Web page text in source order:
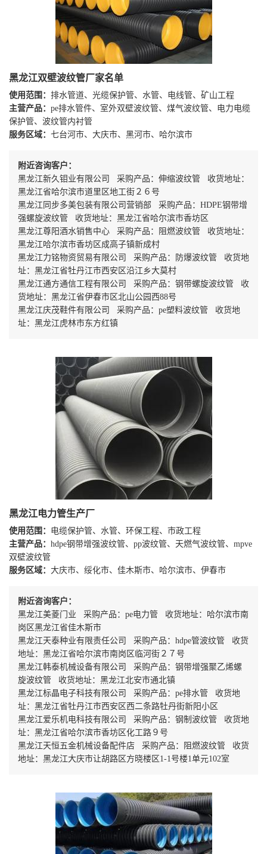
黑龙江双壁波纹管厂家名单
使用范围： 排水管道、光缆保护管、水管、电线管、矿山工程
主营产品： pe排水管件、室外双壁波纹管、煤气波纹管、电力电缆
保护管、波纹管内衬管
服务区域： 七台河市、大庆市、黑河市、哈尔滨市
附近咨询客户：
黑龙江新久钼业有限公司 采购产品：伸缩波纹管 收货地址：
黑龙江省哈尔滨市道里区地工街２６号
黑龙江同步多美包装有限公司营销部 采购产品：HDPE钢带增
强螺旋波纹管 收货地址：黑龙江省哈尔滨市香坊区
黑龙江尊阳酒水销售中心 采购产品：阻燃波纹管 收货地址：
黑龙江哈尔滨市香坊区成高子镇新成村
黑龙江力铭物资贸易有限公司 采购产品：防爆波纹管 收货地
址：黑龙江省牡丹江市西安区沿江乡大莫村
黑龙江通方通信工程有限公司 采购产品：钢带螺旋波纹管 收
货地址：黑龙江省伊春市区北山公园西88号
黑龙江庆茂鞋件有限公司 采购产品：pe塑料波纹管 收货地
址：黑龙江虎林市东方红镇
黑龙江电力管生产厂
使用范围： 电缆保护管、水管、环保工程、市政工程
主营产品： hdpe钢带增强波纹管、pp波纹管、天燃气波纹管、mpve
双壁波纹管
服务区域： 大庆市、绥化市、佳木斯市、哈尔滨市、伊春市
附近咨询客户：
黑龙江美菱门业 采购产品：pe电力管 收货地址：哈尔滨市南
岗区黑龙江省佳木斯市
黑龙江天泰种业有限责任公司 采购产品：hdpe管波纹管 收货
地址：黑龙江省哈尔滨市南岗区临河街２７号
黑龙江韩泰机械设备有限公司 采购产品：钢带增强聚乙烯螺
旋波纹管 收货地址：黑龙江北安市通北镇
黑龙江标晶电子科技有限公司 采购产品：pe排水管 收货地
址：黑龙江省牡丹江市西安区西二条路牡丹街新阳小区
黑龙江爱乐机电科技有限公司 采购产品：钢制波纹管 收货地
址：黑龙江省哈尔滨市香坊区化工路９号
黑龙江天恒五金机械设备配件店 采购产品：阻燃波纹管 收货
地址：黑龙江大庆市让胡路区方晓楼区1-1号楼1单元102室